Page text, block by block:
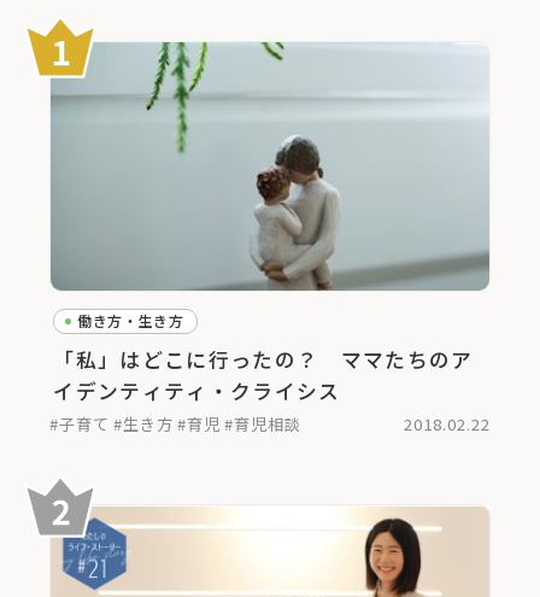
働き方・生き方
「私」はどこに行ったの？ ママたちのア
イデンティティ・クライシス
#子育て #生き方 #育児 #育児相談 2018.02.22